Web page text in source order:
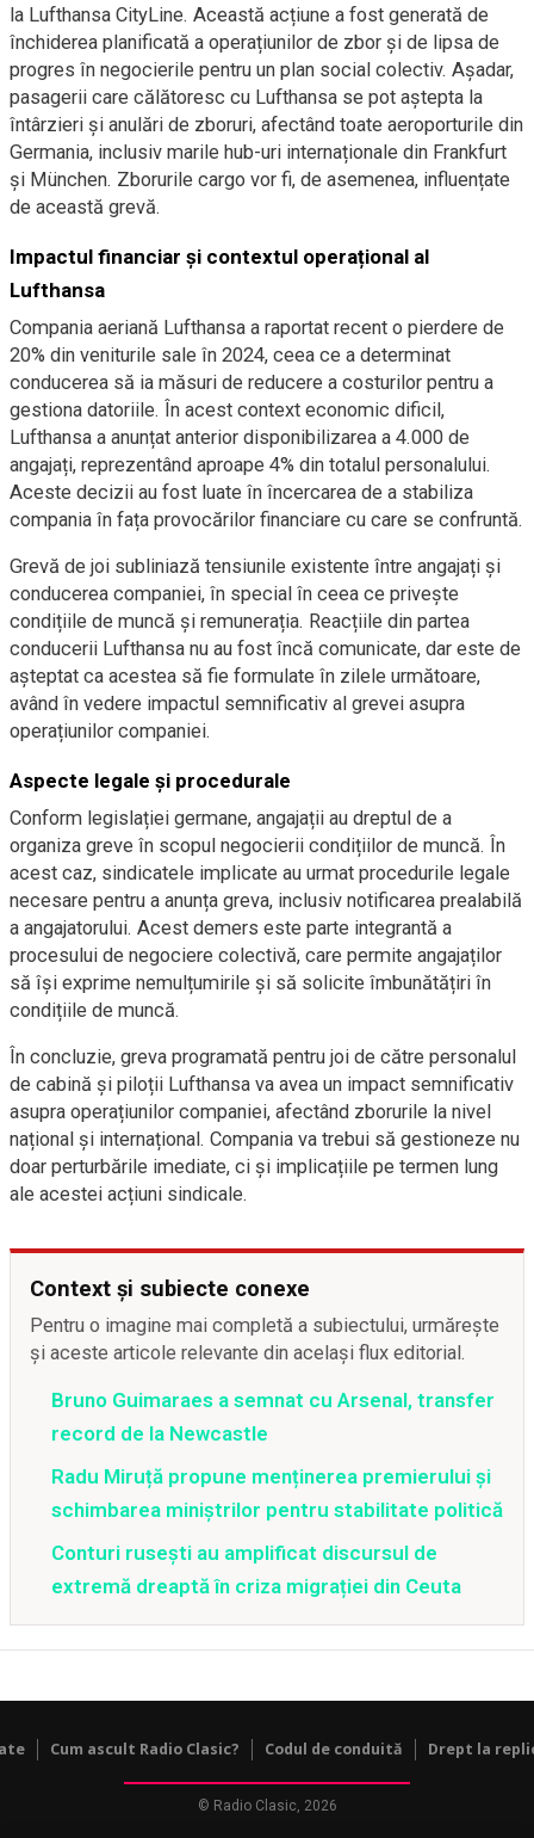
la Lufthansa CityLine. Această acțiune a fost generată de
închiderea planificată a operațiunilor de zbor și de lipsa de
progres în negocierile pentru un plan social colectiv. Așadar,
pasagerii care călătoresc cu Lufthansa se pot aștepta la
întârzieri și anulări de zboruri, afectând toate aeroporturile din
Germania, inclusiv marile hub-uri internaționale din Frankfurt
și München. Zborurile cargo vor fi, de asemenea, influențate
de această grevă.
Impactul financiar și contextul operațional al
Lufthansa
Compania aeriană Lufthansa a raportat recent o pierdere de
20% din veniturile sale în 2024, ceea ce a determinat
conducerea să ia măsuri de reducere a costurilor pentru a
gestiona datoriile. În acest context economic dificil,
Lufthansa a anunțat anterior disponibilizarea a 4.000 de
angajați, reprezentând aproape 4% din totalul personalului.
Aceste decizii au fost luate în încercarea de a stabiliza
compania în fața provocărilor financiare cu care se confruntă.
Grevă de joi subliniază tensiunile existente între angajați și
conducerea companiei, în special în ceea ce privește
condițiile de muncă și remunerația. Reacțiile din partea
conducerii Lufthansa nu au fost încă comunicate, dar este de
așteptat ca acestea să fie formulate în zilele următoare,
având în vedere impactul semnificativ al grevei asupra
operațiunilor companiei.
Aspecte legale și procedurale
Conform legislației germane, angajații au dreptul de a
organiza greve în scopul negocierii condițiilor de muncă. În
acest caz, sindicatele implicate au urmat procedurile legale
necesare pentru a anunța greva, inclusiv notificarea prealabilă
a angajatorului. Acest demers este parte integrantă a
procesului de negociere colectivă, care permite angajaților
să își exprime nemulțumirile și să solicite îmbunătățiri în
condițiile de muncă.
În concluzie, greva programată pentru joi de către personalul
de cabină și piloții Lufthansa va avea un impact semnificativ
asupra operațiunilor companiei, afectând zborurile la nivel
național și internațional. Compania va trebui să gestioneze nu
doar perturbările imediate, ci și implicațiile pe termen lung
ale acestei acțiuni sindicale.
Context și subiecte conexe
Pentru o imagine mai completă a subiectului, urmărește
și aceste articole relevante din același flux editorial.
Bruno Guimaraes a semnat cu Arsenal, transfer
record de la Newcastle
Radu Miruță propune menținerea premierului și
schimbarea miniștrilor pentru stabilitate politică
Conturi rusești au amplificat discursul de
extremă dreaptă în criza migrației din Ceuta
Cum ascult Radio Clasic? Codul de conduită Drept la
© Radio Clasic, 2026